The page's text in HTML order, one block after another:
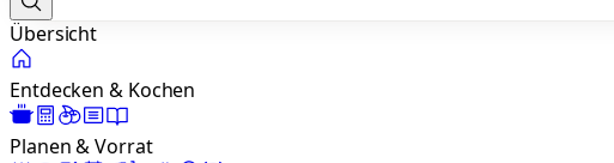
Übersicht
Entdecken & Kochen
Planen & Vorrat